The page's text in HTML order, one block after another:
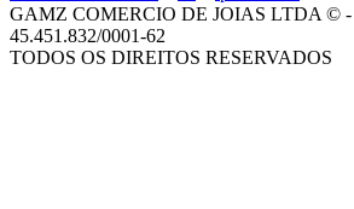
GAMZ COMERCIO DE JOIAS LTDA © -
45.451.832/0001-62
TODOS OS DIREITOS RESERVADOS